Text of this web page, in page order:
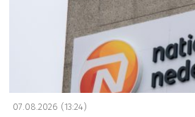
07.08.2026 (13:24)